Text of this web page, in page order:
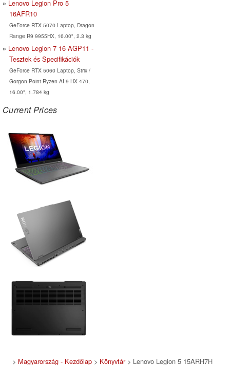
Lenovo Legion Pro 5
16AFR10
GeForce RTX 5070 Laptop, Dragon
Range R9 9955HX, 16.00", 2.3 kg
Lenovo Legion 7 16 AGP11 -
Tesztek és Specifikációk
GeForce RTX 5060 Laptop, Strix /
Gorgon Point Ryzen AI 9 HX 470,
16.00", 1.784 kg
Current Prices
> Magyarország - Kezdőlap > Könyvtár> Lenovo Legion 5 15ARH7H